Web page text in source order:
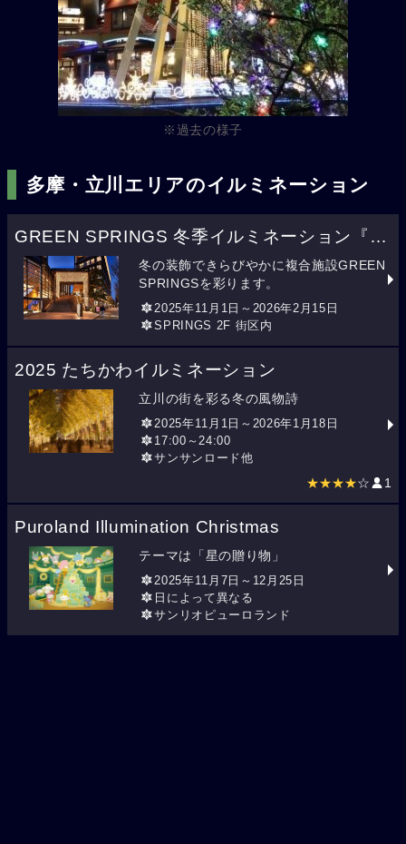
※過去の様子
多摩・立川エリアのイルミネーション
GREEN SPRINGS 冬季イルミネーション『Winter Springs 色の星』
冬の装飾できらびやかに複合施設GREEN
SPRINGSを彩ります。
2025年11月1日～2026年2月15日
SPRINGS 2F 街区内
2025 たちかわイルミネーション
立川の街を彩る冬の風物詩
2025年11月1日～2026年1月18日
17:00～24:00
サンサンロード他
★★★★☆ 1
Puroland Illumination Christmas
テーマは「星の贈り物」
2025年11月7日～12月25日
日によって異なる
サンリオピューロランド